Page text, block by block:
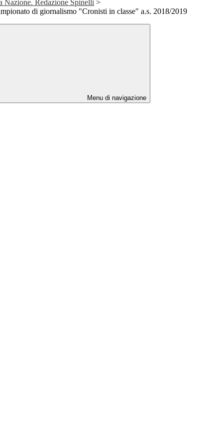
Nazione. Redazione Spinelli >
di giornalismo "Cronisti in classe" a.s. 2018/2019
Menu di navigazione